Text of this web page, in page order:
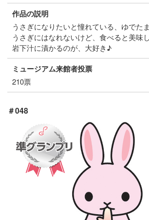
作品の説明
うさぎになりたいと憧れている、ゆでたま
うさぎにはなれないけど、食べると美味し
岩下汁に漬かるのが、大好き♪
ミュージアム来館者投票
210票
＃048